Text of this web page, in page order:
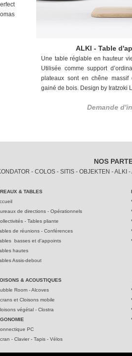
ALKI - Table
Une table réglable en hauteur
Utilisée comme support
plateaux sont en chêne
gainé de bois. Design by Iratzoki
Demande
NOS
- COLOS - SITIS - OBJEKTEN -
& TABLES
de directions - Opérationnels
- Tables pliante
de réunions - Conférences
basses et d'appoints
hautes
Assis-debout
& ACOUSTIQUES
Room - Alcoves
et Cloisons mobile
végétal - Clostra
PC
- Clavier - Tapis - Vélos